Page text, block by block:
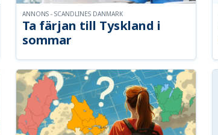
Ta färjan till Tyskland i
sommar
ANNONS - SCANDLINES DANMARK